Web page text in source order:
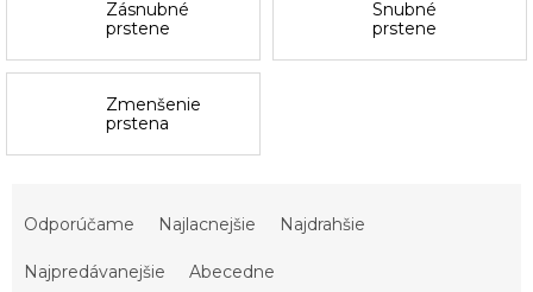
Zásnubné
prstene
Snubné
prstene
Zmenšenie
prstena
Odporúčame Najlacnejšie Najdrahšie
Najpredávanejšie Abecedne